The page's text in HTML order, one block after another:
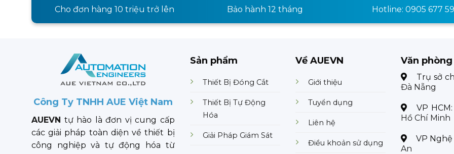
Cho đơn hàng 10 triệu trở lên
Bảo hành 12 tháng
Hotline: 0905 677
Công Ty TNHH AUE Việt Nam
AUEVN tự hào là đơn vị cung cấp
các giải pháp toàn diện về thiết bị
công nghiệp và tự động hóa từ
Sản phẩm
Thiết Bị Đóng Cắt
Thiết Bị Tự Động
Hóa
Giải Pháp Giám Sát
Về AUEVN
Giới thiệu
Tuyển dụng
Liên hệ
Điều khoản sử dụng
Văn phòng
Trụ sở
Đà Nẵng
VP HCM:
Hồ Chí Minh
VP Nghệ
An